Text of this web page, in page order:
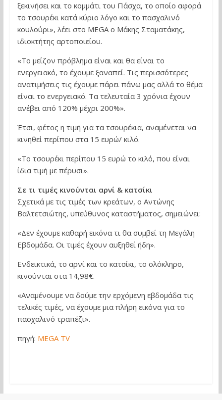
ξεκινήσει και το κομμάτι του Πάσχα, το οποίο αφορά
το τσουρέκι κατά κύριο λόγο και το πασχαλινό
κουλούρι», λέει στο MEGA ο Μάκης Σταματάκης,
ιδιοκτήτης αρτοποιείου.
«Το μείζον πρόβλημα είναι και θα είναι το
ενεργειακό, το έχουμε ξαναπεί. Τις περισσότερες
ανατιμήσεις τις έχουμε πάρει πάνω μας αλλά το θέμα
είναι το ενεργειακό. Τα τελευταία 3 χρόνια έχουν
ανέβει από 120% μέχρι 200%».
Έτσι, φέτος η τιμή για τα τσουρέκια, αναμένεται να
κινηθεί περίπου στα 15 ευρώ/ κιλό.
«Το τσουρέκι περίπου 15 ευρώ το κιλό, που είναι
ίδια τιμή με πέρυσι».
Σε τι τιμές κινούνται αρνί & κατσίκι
Σχετικά με τις τιμές των κρεάτων, ο Αντώνης
Βαλτετσιώτης, υπεύθυνος καταστήματος, σημειώνει:
«Δεν έχουμε καθαρή εικόνα τι θα συμβεί τη Μεγάλη
Εβδομάδα. Οι τιμές έχουν αυξηθεί ήδη».
Ενδεικτικά, το αρνί και το κατσίκι, το ολόκληρο,
κινούνται στα 14,98€.
«Αναμένουμε να δούμε την ερχόμενη εβδομάδα τις
τελικές τιμές, να έχουμε μια πλήρη εικόνα για το
πασχαλινό τραπέζι».
πηγή: MEGA TV